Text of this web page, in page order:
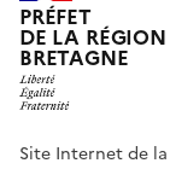
PRÉFET
DE LA RÉGION
BRETAGNE
Site Internet de